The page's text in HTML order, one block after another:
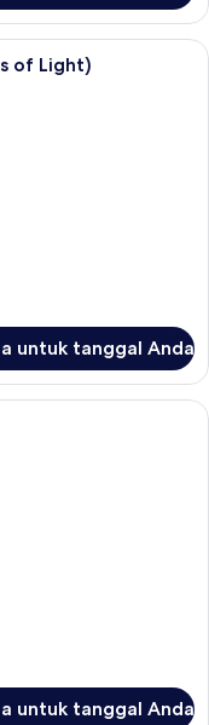
outdoor hot tub
of Light)
untuk tanggal Anda
tub (Places in Suspension) |
untuk tanggal Anda